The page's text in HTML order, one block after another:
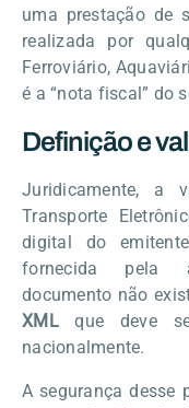
uma prestação de
realizada por
Ferroviário,
é a “nota fiscal” do
Definição e
Juridicamente, a
Transporte
digital do
fornecida pela
documento não
XMLque deve
nacionalmente.
A segurança desse